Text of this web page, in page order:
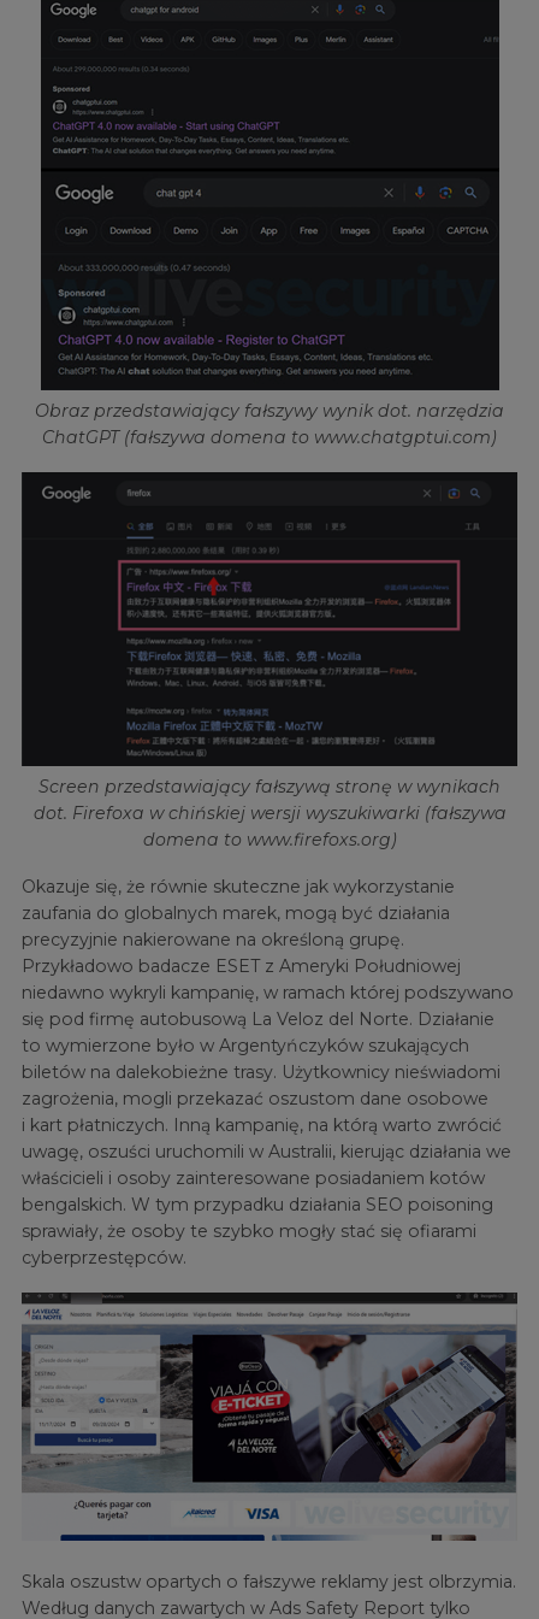
Obraz przedstawiający fałszywy wynik dot. narzędzia
ChatGPT (fałszywa domena to www.chatgptui.com)
Screen przedstawiający fałszywą stronę w wynikach
dot. Firefoxa w chińskiej wersji wyszukiwarki (fałszywa
domena to www.firefoxs.org)
Okazuje się, że równie skuteczne jak wykorzystanie
zaufania do globalnych marek, mogą być działania
precyzyjnie nakierowane na określoną grupę.
Przykładowo badacze ESET z Ameryki Południowej
niedawno wykryli kampanię, w ramach której podszywano
się pod firmę autobusową La Veloz del Norte. Działanie
to wymierzone było w Argentyńczyków szukających
biletów na dalekobieżne trasy. Użytkownicy nieświadomi
zagrożenia, mogli przekazać oszustom dane osobowe
i kart płatniczych. Inną kampanię, na którą warto zwrócić
uwagę, oszuści uruchomili w Australii, kierując działania we
właścicieli i osoby zainteresowane posiadaniem kotów
bengalskich. W tym przypadku działania SEO poisoning
sprawiały, że osoby te szybko mogły stać się ofiarami
cyberprzestępców.
Skala oszustw opartych o fałszywe reklamy jest olbrzymia.
Według danych zawartych w Ads Safety Report tylko